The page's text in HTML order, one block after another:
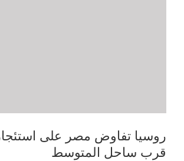
روسيا تفاوض مصر على
قرب ساحل المتوسط